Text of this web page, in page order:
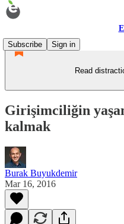
Subscribe
Sign in
Read
Girişimciliğin
kalmak
Burak Buyukdemir
Mar 16, 2016